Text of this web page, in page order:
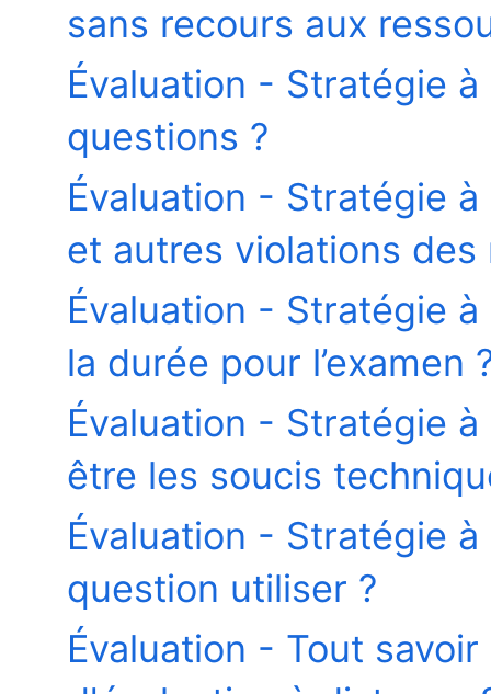
sans recours aux
Évaluation - Stratégie
questions ?
Évaluation - Stratégie
et autres violations des
Évaluation - Stratégie
la durée pour l’examen
Évaluation - Stratégie
être les soucis
Évaluation - Stratégie
question utiliser ?
Évaluation - Tout